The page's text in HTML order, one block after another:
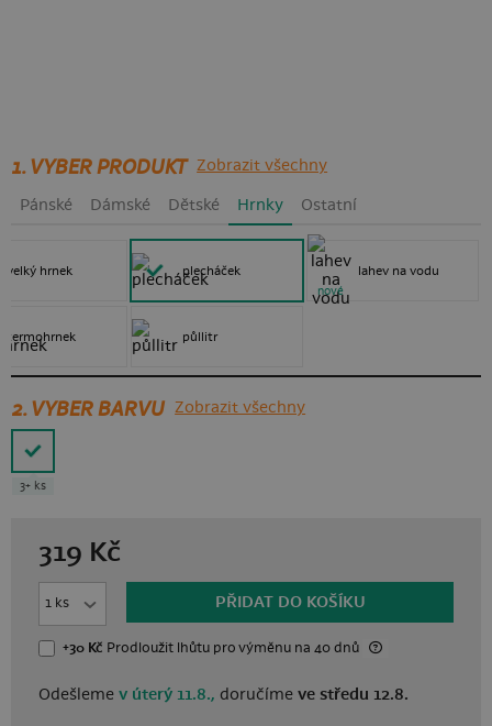
1. VYBER PRODUKT Zobrazit všechny
Pánské Dámské Dětské Hrnky Ostatní
velký hrnek
termohrnek
plecháček
půllitr
lahev na vodu
nové
2. VYBER BARVU Zobrazit všechny
3+ ks
319 Kč
PŘIDAT DO KOŠÍKU
+30 Kč Prodloužit lhůtupro výměnu na 40 dnů
Odešlemev úterý 11.8., doručímeve středu 12.8.